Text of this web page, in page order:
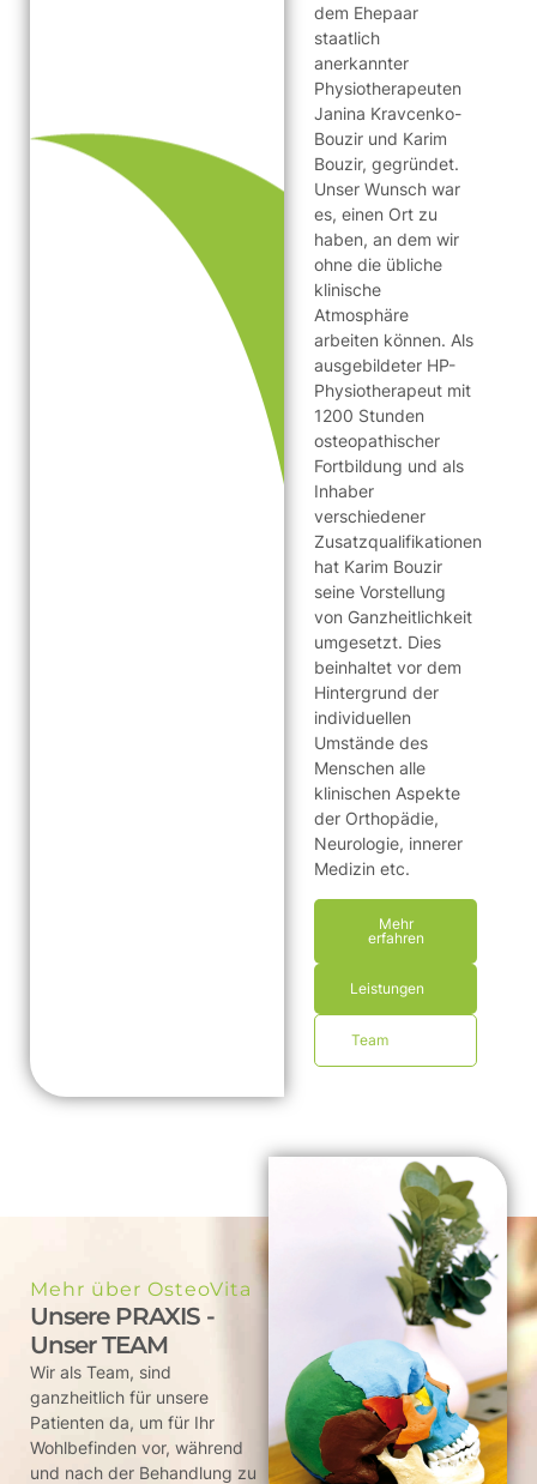
dem Ehepaar
staatlich
anerkannter
Physiotherapeuten
Janina Kravcenko-
Bouzir und Karim
Bouzir, gegründet.
Unser Wunsch war
es, einen Ort zu
haben, an dem wir
ohne die übliche
klinische
Atmosphäre
arbeiten können. Als
ausgebildeter HP-
Physiotherapeut mit
1200 Stunden
osteopathischer
Fortbildung und als
Inhaber
verschiedener
Zusatzqualifikationen
hat Karim Bouzir
seine Vorstellung
von Ganzheitlichkeit
umgesetzt. Dies
beinhaltet vor dem
Hintergrund der
individuellen
Umstände des
Menschen alle
klinischen Aspekte
der Orthopädie,
Neurologie, innerer
Medizin etc.
Leistungen
Mehr
erfahren
Team
Mehr über OsteoVita
Unsere PRAXIS -
Unser TEAM
Wir als Team, sind
ganzheitlich für unsere
Patienten da, um für Ihr
Wohlbefinden vor, während
und nach der Behandlung zu